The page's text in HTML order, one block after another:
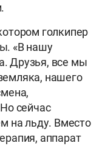
голкипер
«В нашу
Друзья, все мы
нашего
сейчас
на льду. Вместо
аппарат